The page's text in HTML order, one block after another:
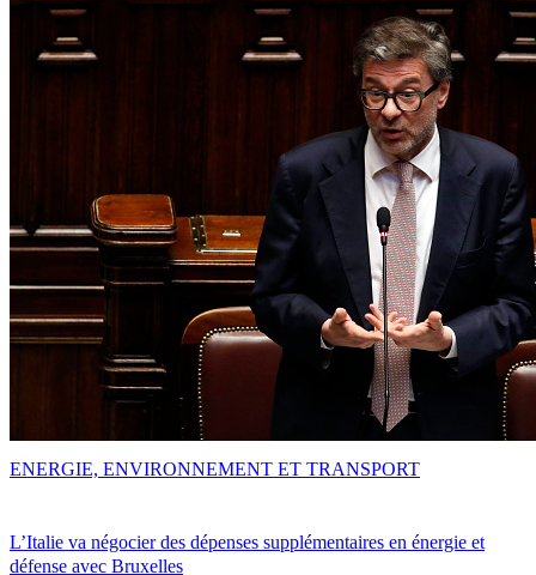
L’Italie va négocier des dépenses supplémentaires en énergie et
défense avec Bruxelles
ENERGIE, ENVIRONNEMENT ET TRANSPORT